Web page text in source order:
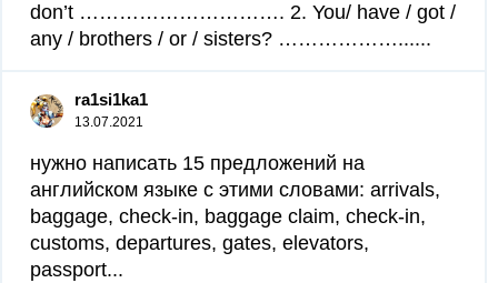
don’t …………………………. 2. You/ have / got /
any / brothers / or / sisters? ………………......
ra1si1ka1
13.07.2021
нужно написать 15 предложений на
английском языке с этими словами: arrivals,
baggage, check-in, baggage claim, check-in,
customs, departures, gates, elevators,
passport...